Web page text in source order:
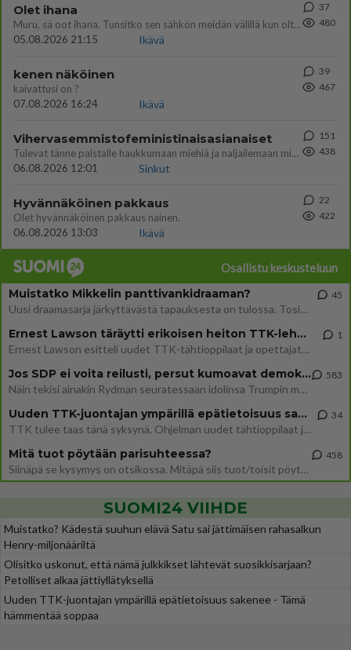
Olet ihana
Muru, sä oot ihana. Tunsitko sen sähkön meidän välillä kun oltiin ihan låhekkäin? 👩‍❤️‍👩❤️😼😘
05.08.2026 21:15
Ikävä
37
480
kenen näköinen
kaivattusi on ?
07.08.2026 16:24
Ikävä
39
467
Vihervasemmistofeministinaisasianaiset
Tulevat tänne palstalle haukkumaan miehiä ja naljailemaan miehelle, kehuvat olevansa heitä parempia. Itse asuvat MIEHE
06.08.2026 12:01
Sinkut
151
438
Hyvännäköinen pakkaus
Olet hyvännäköinen pakkaus nainen.
06.08.2026 13:03
Ikävä
22
422
Osallistu keskusteluun
Muistatko Mikkelin panttivankidraaman?
Uusi draamasarja järkyttävästä tapauksesta on tulossa. Tositapahtumiin perustuva sarja ammentaa vuoden 1986 Mikkelin pan
45
Ernest Lawson täräytti erikoisen heiton TTK-lehdistötilaisuudessa: " Onko tässä tarkoituksena...?"
Ernest Lawson esitteli uudet TTK-tähtioppilaat ja opettajat torstaina 6.8. lehdistölle. Tulevalla kaudella on yksi hausk
1
Jos SDP ei voita reilusti, persut kumoavat demokratian Suomesta
Näin tekisi ainakin Rydman seuratessaan idolinsa Trumpin mallia https://www.is.fi/politiikka/art-2000012187244.html
583
Uuden TTK-juontajan ympärillä epätietoisuus sakenee - Nyt MTV hämmentää soppaa
TTK tulee taas tänä syksynä. Ohjelman uudet tähtioppilaat julkistetaan torstaina 6. elokuuta klo 14 alkavassa lehdistö
34
Mitä tuot pöytään parisuhteessa?
Siinäpä se kysymys on otsikossa. Mitäpä siis tuot/toisit pöytään parisuhteessa? Oletko mies vai nainen? Koetko sen mitä
458
SUOMI24 VIIHDE
Muistatko? Kädestä suuhun elävä Satu sai jättimäisen rahasalkun
Henry-miljonääriltä
Olisitko uskonut, että nämä julkkikset lähtevät suosikkisarjaan?
Petolliset alkaa jättiyllätyksellä
Uuden TTK-juontajan ympärillä epätietoisuus sakenee - Tämä
hämmentää soppaa